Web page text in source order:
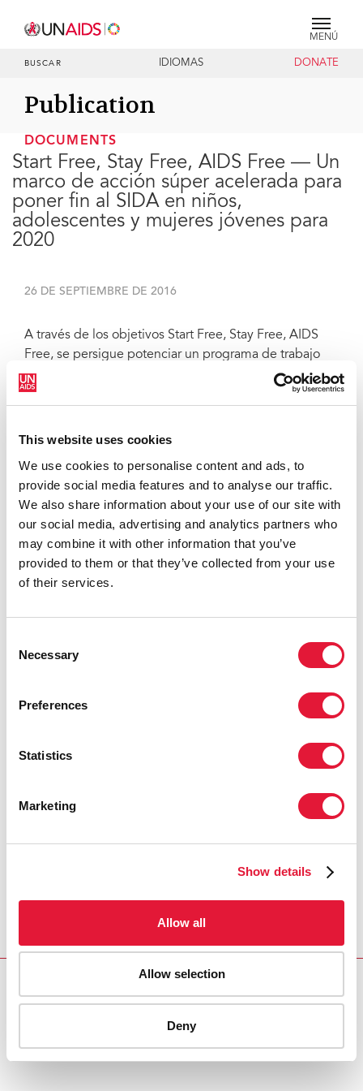
This website uses cookies
We use cookies to personalise content and ads, to
provide social media features and to analyse our traffic.
We also share information about your use of our site with
our social media, advertising and analytics partners who
may combine it with other information that you’ve
provided to them or that they’ve collected from your use
of their services.
Selection
Necessary
Preferences
Statistics
Marketing
Show details
Allow all
Allow selection
Deny
MENÚ
BUSCAR IDIOMAS DONATE
Publication
DOCUMENTS
Start Free, Stay Free, AIDS Free — Un
marco de acción súper acelerada para
poner fin al SIDA en niños,
adolescentes y mujeres jóvenes para
2020
26 DE SEPTIEMBRE DE 2016
A través de los objetivos Start Free, Stay Free, AIDS
Free, se persigue potenciar un programa de trabajo
integrador y ambicioso, fundamentado en los avances
alcanzados gracias al Plan Mundial para eliminar las
mantener con vida a sus madres. El Plan Mundial dio
reducir las nuevas infecciones por el VIH en niños en
un 60% en 21 de los países más afectados de África
subsahariana. No obstante, aún queda trabajo por
hacer. En 2015, 150 000 [110 000–190 000] niños
contrajeron la infección por el VIH en todo el mundo,
110 000 [78 000–150 000] de los cuales vivían en los
21 países prioritarios del Plan Mundial.
Download PDF